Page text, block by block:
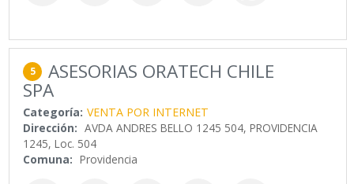
5 ASESORIAS ORATECH CHILE
SPA
Categoría: VENTA POR INTERNET
Dirección: AVDA ANDRES BELLO 1245 504, PROVIDENCIA
1245, Loc. 504
Comuna: Providencia